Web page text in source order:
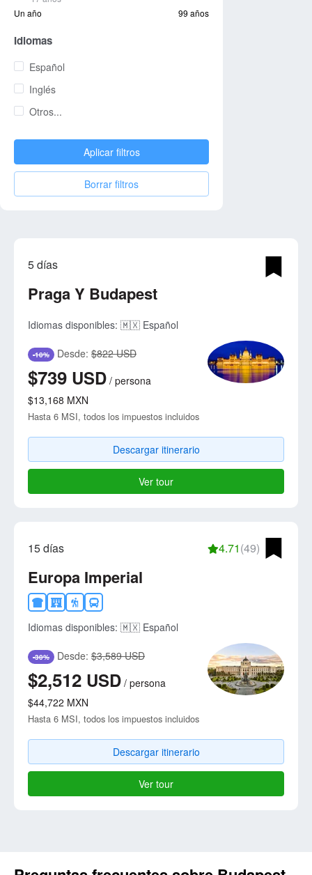
Un año
99 años
Idiomas
Español
Inglés
Otros...
Aplicar filtros
Borrar filtros
5 días
Praga Y Budapest
Idiomas disponibles: 🇲🇽 Español
-10% Desde: $822 USD
$739 USD / persona
$13,168 MXN
Hasta 6 MSI, todos los impuestos incluidos
Descargar itinerario
Ver tour
15 días 4.71(49)
Europa Imperial
Idiomas disponibles: 🇲🇽 Español
-30% Desde: $3,589 USD
$2,512 USD / persona
$44,722 MXN
Hasta 6 MSI, todos los impuestos incluidos
Descargar itinerario
Ver tour